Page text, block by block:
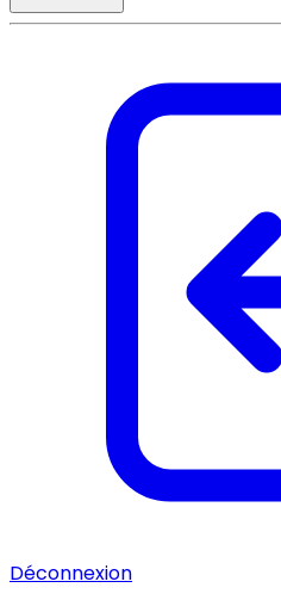
Déconnexion